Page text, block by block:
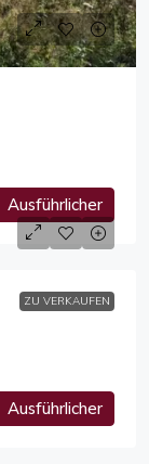
Ausführlicher
ZU VERKAUFEN
Ausführlicher